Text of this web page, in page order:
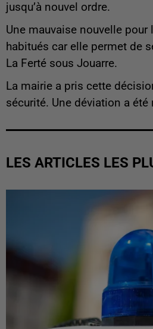
jusqu’à nouvel ordre.
Une mauvaise nouvelle
habitués car elle permet de
La Ferté sous Jouarre.
La mairie a pris cette
sécurité. Une déviation a été
LES ARTICLES LES